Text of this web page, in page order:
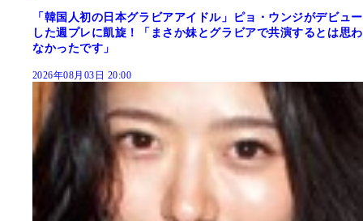
「韓国人初の日本グラビアアイドル」ピョ・ウンジがデビュー
した週プレに凱旋！「まさか妹とグラビアで共演するとは思わ
なかったです」
2026年08月03日 20:00